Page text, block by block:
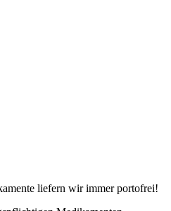
liefern wir immer portofrei!